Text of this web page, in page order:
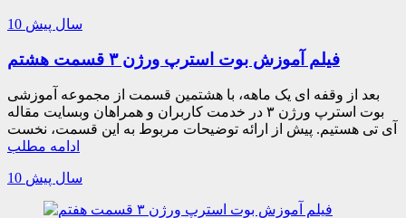
10 سال پیش
فیلم آموزش بوت استرپ ورژن ۳ قسمت هشتم
بعد از وقفه ای یک ماهه، با هشتمین قسمت از مجموعه آموزشی
بوت استرپ ورژن ۳ در خدمت کاربران و همراهان وبسایت مقاله
آی تی هستیم. پیش از ارائه توضیحات مربوط به این قسمت، نخست
ادامه مطلب
10 سال پیش